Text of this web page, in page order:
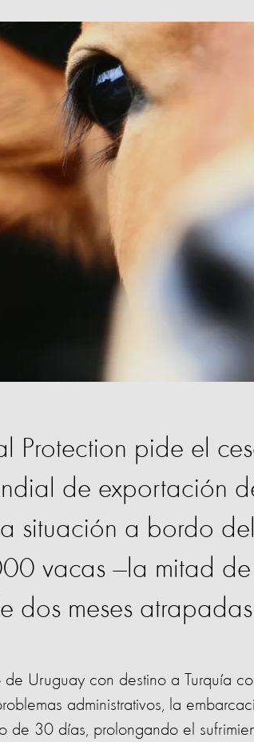
Protection pide el
de exportación
situación a bordo
vacas —la mitad
dos meses
de Uruguay con destino a Turquía
administrativos, la
de 30 días, prolongando el